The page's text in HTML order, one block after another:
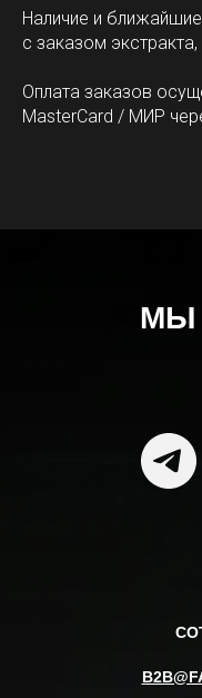
Наличие и
с заказом
Оплата заказов
MasterCard / МИР
МЫ